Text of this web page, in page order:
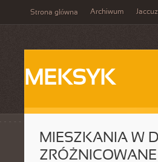
Strona główna Archiwum
MEKSYK
MIESZKANIA W